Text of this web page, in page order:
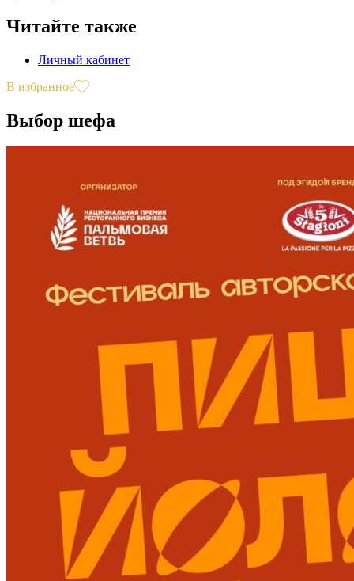
Читайте также
Личный кабинет
В избранное
Выбор шефа